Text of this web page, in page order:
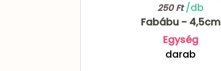
250 Ft/db
Fabábu - 4,5cm
Egység
darab